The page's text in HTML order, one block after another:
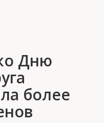
Дню
более